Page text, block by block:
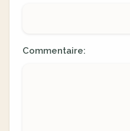
Commentaire: